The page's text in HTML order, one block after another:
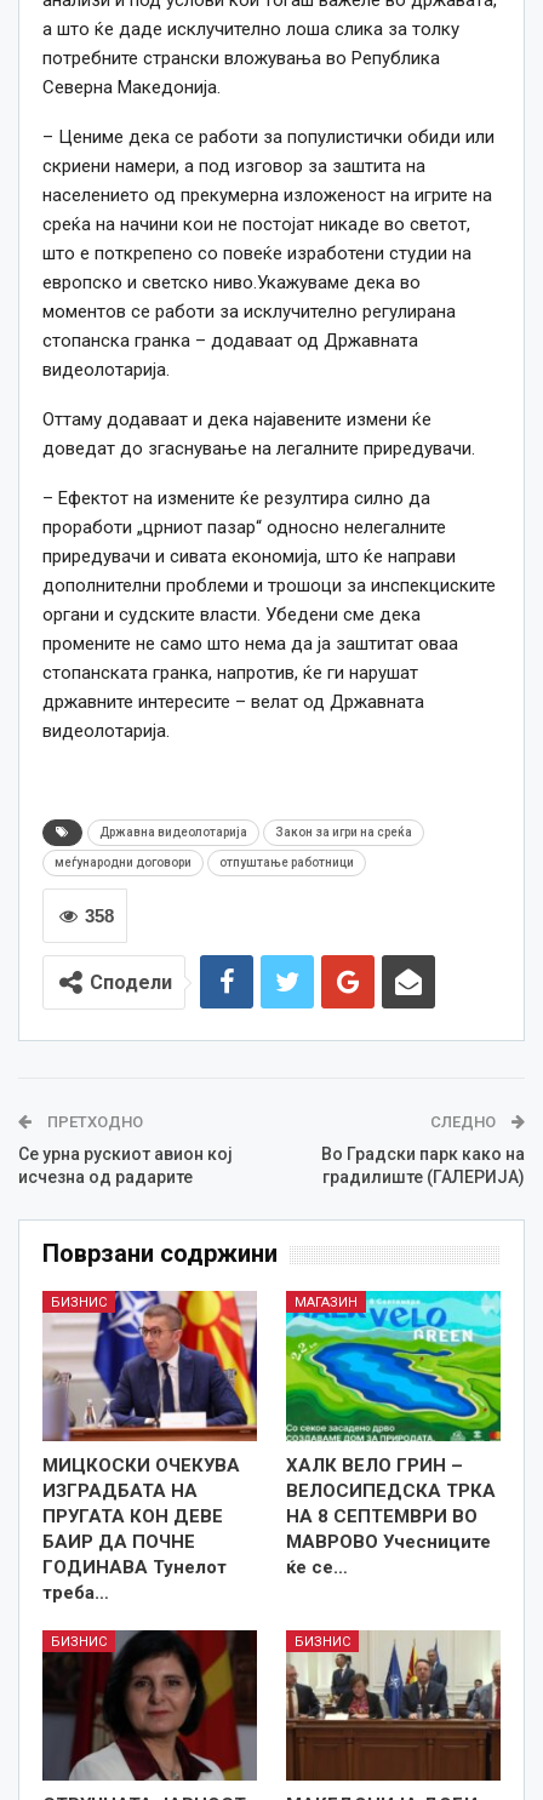
а што ќе даде исклучително лоша слика за толку
потребните странски вложувања во Република
Северна Македонија.
– Цениме дека се работи за популистички обиди или
скриени намери, а под изговор за заштита на
населението од прекумерна изложеност на игрите на
среќа на начини кои не постојат никаде во светот,
што е поткрепено со повеќе изработени студии на
европско и светско ниво.Укажуваме дека во
моментов се работи за исклучително регулирана
стопанска гранка – додаваат од Државната
видеолотарија.
Оттаму додаваат и дека најавените измени ќе
доведат до згаснување на легалните приредувачи.
– Ефектот на измените ќе резултира силно да
проработи „црниот пазар“ односно нелегалните
приредувачи и сивата економија, што ќе направи
дополнителни проблеми и трошоци за инспекциските
органи и судските власти. Убедени сме дека
промените не само што нема да ја заштитат оваа
стопанската гранка, напротив, ќе ги нарушат
државните интересите – велат од Државната
видеолотарија.
Државна видеолотарија Закон за игри на среќа
меѓународни договори отпуштање работници
358
Сподели
ПРЕТХОДНО
Се урна рускиот авион кој
исчезна од радарите
СЛЕДНО
Во Градски парк како на
градилиште (ГАЛЕРИЈА)
Поврзани содржини
БИЗНИС
МИЦКОСКИ ОЧЕКУВА
ИЗГРАДБАТА НА
ПРУГАТА КОН ДЕВЕ
БАИР ДА ПОЧНЕ
ГОДИНАВА Тунелот
треба…
МАГАЗИН
ХАЛК ВЕЛО ГРИН –
ВЕЛОСИПЕДСКА ТРКА
НА 8 СЕПТЕМВРИ ВО
МАВРОВО Учесниците
ќе се…
БИЗНИС БИЗНИС